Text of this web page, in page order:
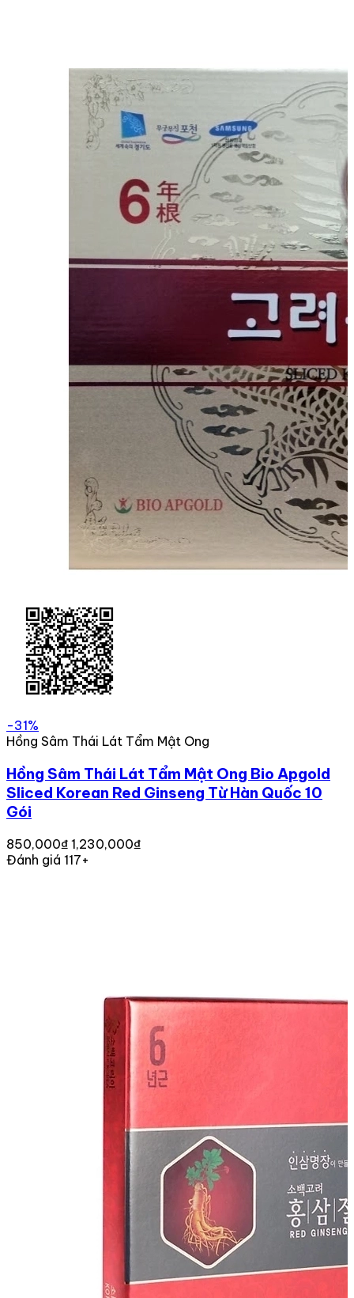
-31%
Hồng Sâm Thái Lát Tẩm Mật Ong
Hồng Sâm Thái Lát Tẩm Mật Ong Bio Apgold
Sliced Korean Red Ginseng Từ Hàn Quốc 10
Gói
850,000₫ 1,230,000₫
Đánh giá 117+